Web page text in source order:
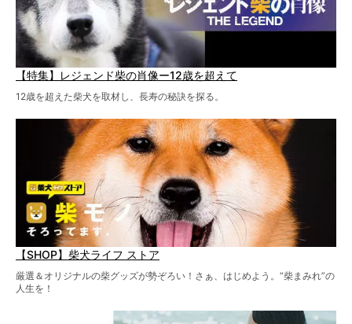
【特集】レジェンド柴の肖像ー12歳を超えて
12歳を超えた柴犬を取材し、長寿の秘訣を探る。
【SHOP】柴犬ライフ ストア
厳選＆オリジナルの柴グッズが勢ぞろい！さぁ、はじめよう。“柴まみれ”の
人生を！